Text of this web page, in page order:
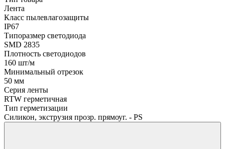
Лента
Класс пылевлагозащиты
IP67
Типоразмер светодиода
SMD 2835
Плотность светодиодов
160 шт/м
Минимальный отрезок
50 мм
Серия ленты
RTW герметичная
Тип герметизации
Силикон, экструзия прозр. прямоуг. - PS